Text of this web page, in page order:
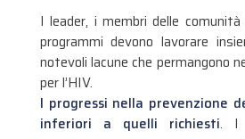
I leader, i membri delle
programmi devono lavorare
notevoli lacune che permangono
per l’HIV.
I progressi nella prevenzione
inferiori a quelli richiesti. I